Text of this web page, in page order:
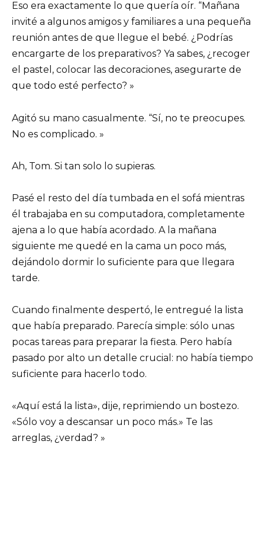
Eso era exactamente lo que quería oír. “Mañana
invité a algunos amigos y familiares a una pequeña
reunión antes de que llegue el bebé. ¿Podrías
encargarte de los preparativos? Ya sabes, ¿recoger
el pastel, colocar las decoraciones, asegurarte de
que todo esté perfecto? »
Agitó su mano casualmente. “Sí, no te preocupes.
No es complicado. »
Ah, Tom. Si tan solo lo supieras.
Pasé el resto del día tumbada en el sofá mientras
él trabajaba en su computadora, completamente
ajena a lo que había acordado. A la mañana
siguiente me quedé en la cama un poco más,
dejándolo dormir lo suficiente para que llegara
tarde.
Cuando finalmente despertó, le entregué la lista
que había preparado. Parecía simple: sólo unas
pocas tareas para preparar la fiesta. Pero había
pasado por alto un detalle crucial: no había tiempo
suficiente para hacerlo todo.
«Aquí está la lista», dije, reprimiendo un bostezo.
«Sólo voy a descansar un poco más.» Te las
arreglas, ¿verdad? »